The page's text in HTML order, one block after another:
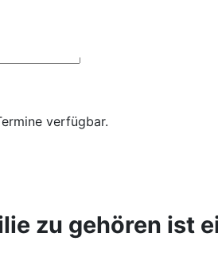
verfügbar.
zu gehören ist